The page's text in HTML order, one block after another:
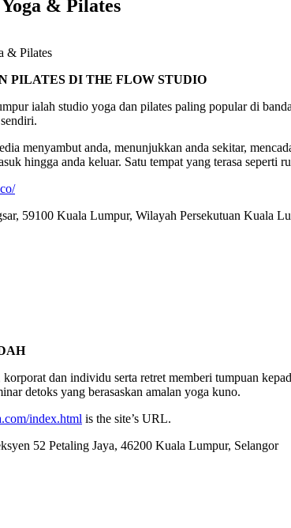
& Pilates
& Pilates
PILATES DI THE FLOW STUDIO
ialah studio yoga dan pilates paling popular di
menyambut anda, menunjukkan anda sekitar,
hingga anda keluar. Satu tempat yang terasa seperti
59100 Kuala Lumpur, Wilayah Persekutuan Kuala
dan individu serta retret memberi tumpuan
detoks yang berasaskan amalan yoga kuno.
index.html is the site’s URL.
52 Petaling Jaya, 46200 Kuala Lumpur, Selangor